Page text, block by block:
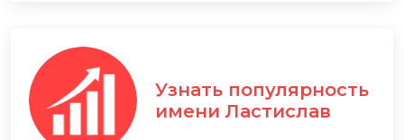
Узнать популярность
имени Ластислав